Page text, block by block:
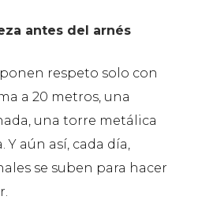
antes del arnés
respeto solo con
a 20 metros, una
una torre metálica
Y aún así, cada día,
se suben para hacer